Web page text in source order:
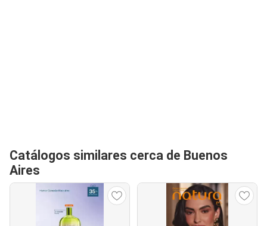
Catálogos similares cerca de Buenos
Aires